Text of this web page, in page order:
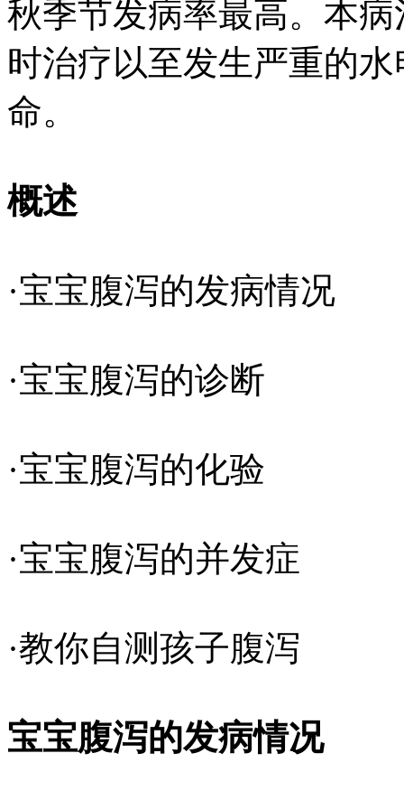
秋季节发病率最高。本
时治疗以至发生严重的
命。
概述
·宝宝腹泻的发病情况
·宝宝腹泻的诊断
·宝宝腹泻的化验
·宝宝腹泻的并发症
·教你自测孩子腹泻
宝宝腹泻的发病情况